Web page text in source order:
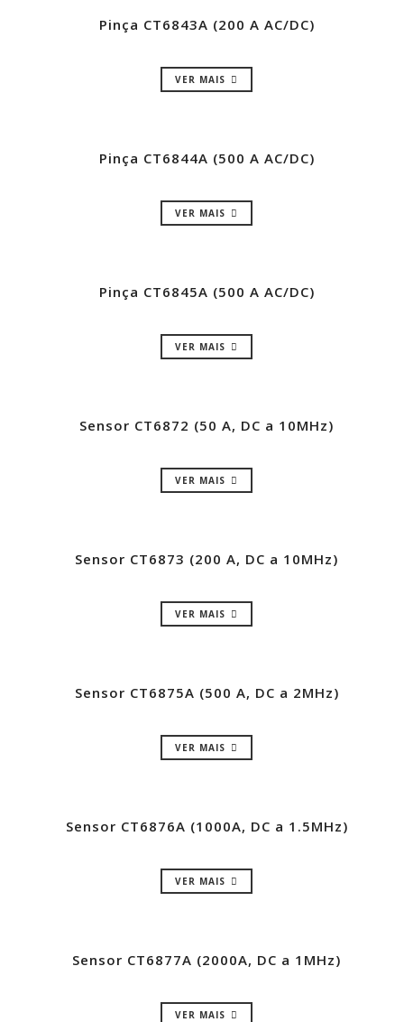
Pinça CT6843A (200 A AC/DC)
VER MAIS
Pinça CT6844A (500 A AC/DC)
VER MAIS
Pinça CT6845A (500 A AC/DC)
VER MAIS
Sensor CT6872 (50 A, DC a 10MHz)
VER MAIS
Sensor CT6873 (200 A, DC a 10MHz)
VER MAIS
Sensor CT6875A (500 A, DC a 2MHz)
VER MAIS
Sensor CT6876A (1000A, DC a 1.5MHz)
VER MAIS
Sensor CT6877A (2000A, DC a 1MHz)
VER MAIS